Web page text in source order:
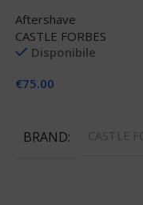
Aftershave
CASTLE FORBES
Disponibile
€75.00
BRAND CASTLE